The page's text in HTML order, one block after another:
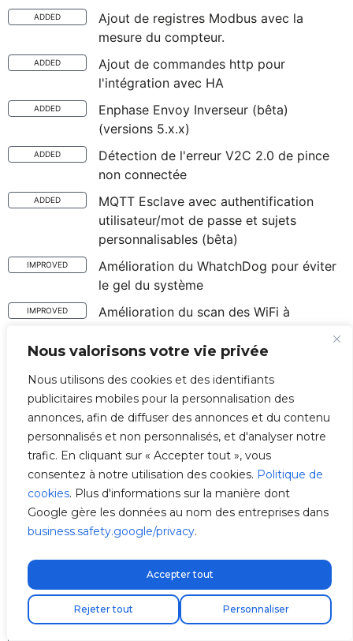
Nous valorisons votre vie privée
Nous utilisons des cookies et des identifiants
publicitaires mobiles pour la personnalisation des
annonces, afin de diffuser des annonces et du contenu
personnalisés et non personnalisés, et d'analyser notre
trafic. En cliquant sur « Accepter tout », vous
consentez à notre utilisation des cookies. Politique de
cookies. Plus d'informations sur la manière dont
Google gère les données au nom des entreprises dans
business.safety.google/privacy.
Personnaliser
Rejeter tout
Accepter tout
ADDED
Ajout de registres Modbus avec la
mesure du compteur.
ADDED
Ajout de commandes http pour
l'intégration avec HA
ADDED
Enphase Envoy Inverseur (bêta)
(versions 5.x.x)
ADDED
Détection de l'erreur V2C 2.0 de pince
non connectée
ADDED
MQTT Esclave avec authentification
utilisateur/mot de passe et sujets
personnalisables (bêta)
IMPROVED
Amélioration du WhatchDog pour éviter
le gel du système
IMPROVED
Amélioration du scan des WiFi à
IMPROVED
Protocole de reconnexion du service
BluetoothLE
IMPROVED
Optimisation WiFi IRAM et affinité avec
la tâche Azure
Protocole de reconnexion en l'absence
de WiFi
IMPROVED La réinitialisation d'usine
IMPROVED Le code d'erreurs et l'interface des LED
et décharge 0
IMPROVED
Réduction du temps de coupure par
contrôle dynamique à 1 min
Livraison express gratuite !